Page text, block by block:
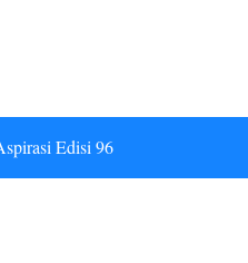
Edisi 96